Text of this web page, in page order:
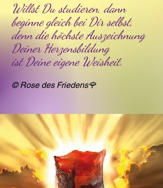
Willst Du studieren, dann
beginne gleich bei Dir selbst,
denn die höchste Auszeichnung
Deiner Herzensbildung
ist Deine eigene Weisheit.
© Rose des Friedens🌹